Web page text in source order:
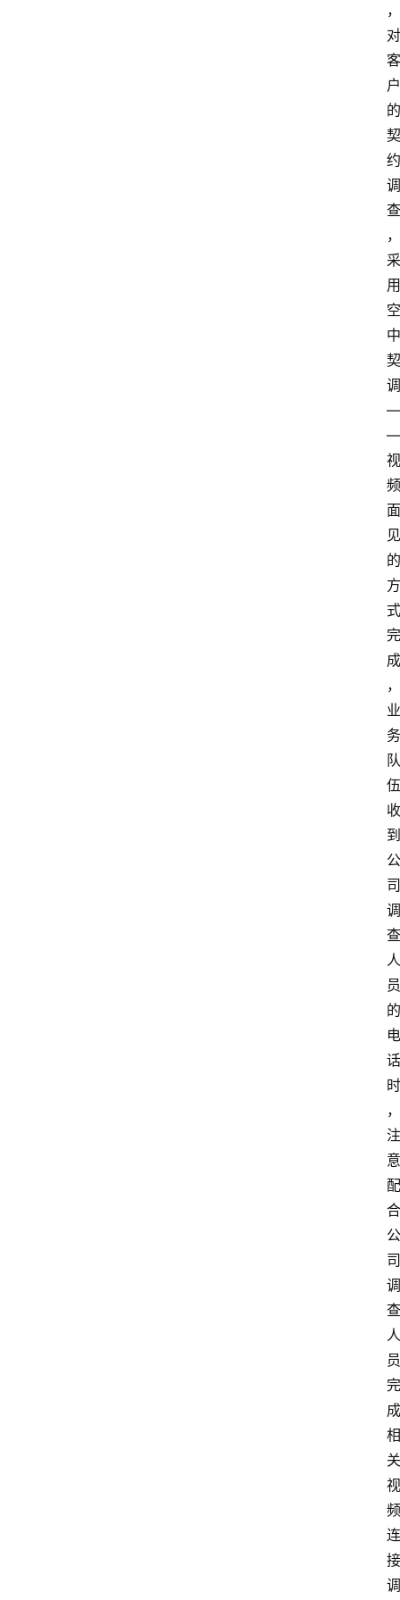
，
对
客
户
的
契
约
调
查
，
采
用
空
中
契
调
—
—
视
频
面
见
的
方
式
完
成
，
业
务
队
伍
收
到
公
司
调
查
人
员
的
电
话
时
，
注
意
配
合
公
司
调
查
人
员
完
成
相
关
视
频
连
接
调